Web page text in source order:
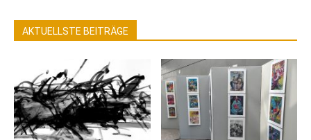
AKTUELLSTE BEITRÄGE